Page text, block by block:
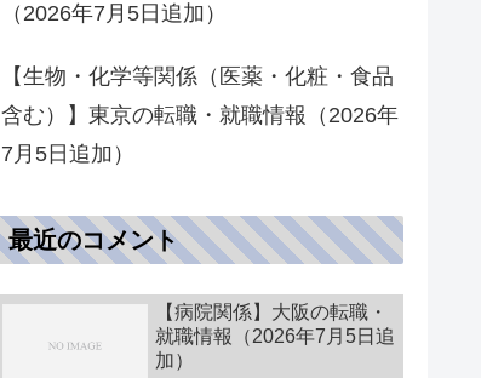
（2026年7月5日追加）
【生物・化学等関係（医薬・化粧・食品
含む）】東京の転職・就職情報（2026年
7月5日追加）
最近のコメント
【病院関係】大阪の転職・
就職情報（2026年7月5日追
加）